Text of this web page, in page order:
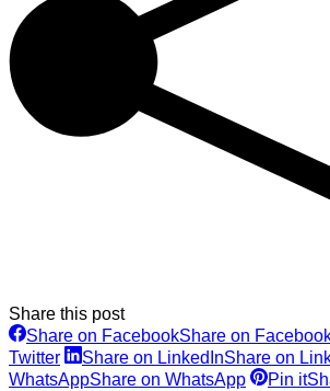
Share this post
Share on FacebookShare on
Twitter
Share on LinkedInShare on
WhatsAppShare on WhatsApp Pin it